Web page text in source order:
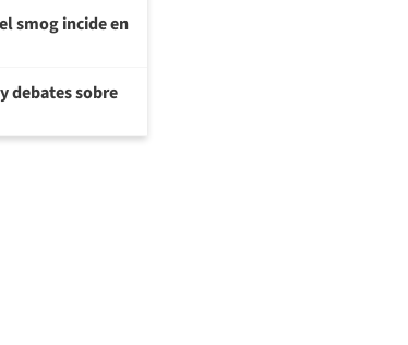
smog incide en
debates sobre